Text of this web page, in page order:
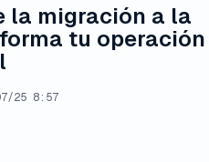
la migración a la
tu operación
25 8:57